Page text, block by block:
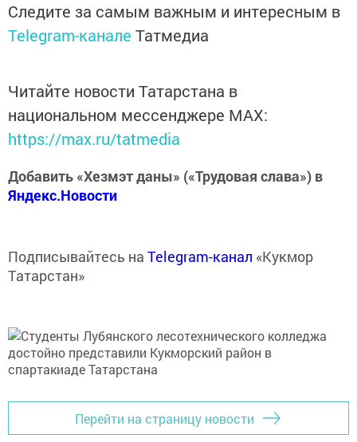
Следите за самым важным и интересным в
Telegram-канале Татмедиа
Читайте новости Татарстана в
национальном мессенджере MАХ:
https://max.ru/tatmedia
Добавить «Хезмэт даны» («Трудовая слава») в
Яндекс.Новости
Подписывайтесь на Telegram-канал «Кукмор
Татарстан»
Перейти на страницу новости